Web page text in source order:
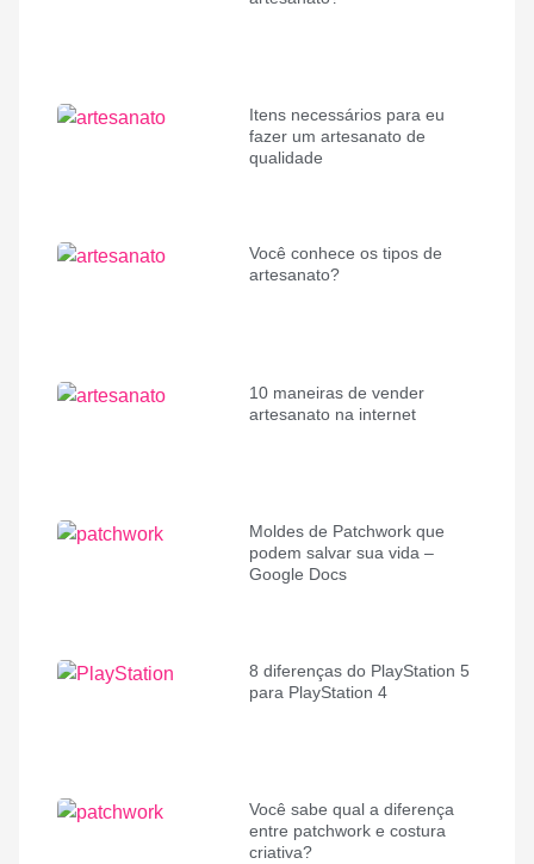
Itens necessários para eu
fazer um artesanato de
qualidade
Você conhece os tipos de
artesanato?
10 maneiras de vender
artesanato na internet
Moldes de Patchwork que
podem salvar sua vida –
Google Docs
8 diferenças do PlayStation 5
para PlayStation 4
Você sabe qual a diferença
entre patchwork e costura
criativa?